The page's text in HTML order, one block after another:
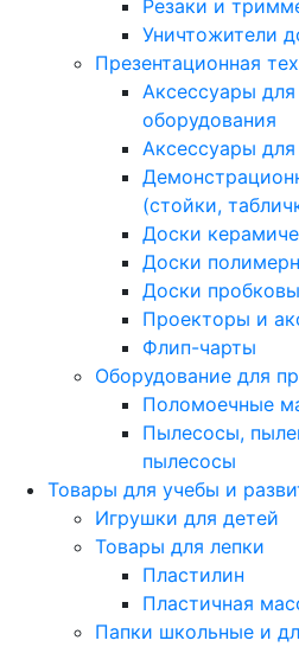
Резаки и
Уничтожители
Презентационная
Аксессуары
оборудования
Аксессуары
(стойки,
Доски
Доски
Доски
Проекторы и
Флип-чарты
Оборудование для
Поломоечные
Пылесосы,
пылесосы
Товары для учебы и
Игрушки для детей
Товары для лепки
Пластилин
Пластичная
Папки школьные и